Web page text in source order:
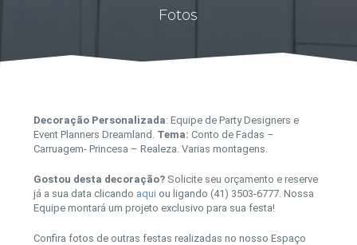
Fotos
Decoração Personalizada: Equipe de Party Designers e
Event Planners Dreamland. Tema: Conto de Fadas –
Carruagem- Princesa – Realeza. Varias montagens.
Gostou desta decoração?Solicite seu orçamento e reserve
já a sua data clicando aqui ou ligando (41) 3503-6777. Nossa
Equipe montará um projeto exclusivo para sua festa!
Confira fotos de outras festas realizadas no nosso Espaço